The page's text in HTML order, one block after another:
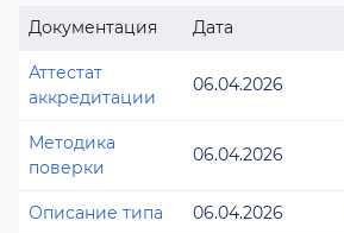
Документация Дата
Аттестат
аккредитации
06.04.2026
Методика
поверки
06.04.2026
Описание типа 06.04.2026